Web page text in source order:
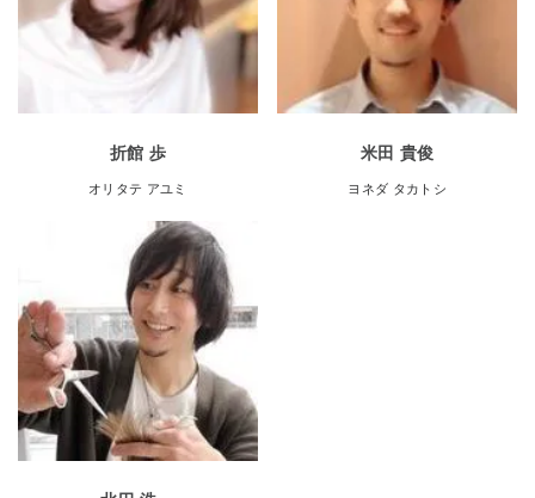
折館 歩
オリタテ アユミ
米田 貴俊
ヨネダ タカトシ